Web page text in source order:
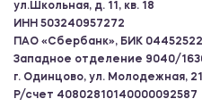
ул.Школьная, д. 11, кв. 18
ИНН 503240957272
ПАО «Сбербанк», БИК
Западное отделение 9040/
г. Одинцово, ул. Молодежная, 21
Р/счет 40802810140000092587